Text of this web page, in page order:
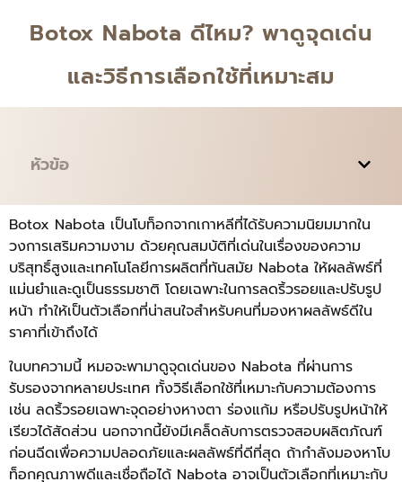
Botox Nabota ดีไหม? พาดูจุดเด่น
และวิธีการเลือกใช้ที่เหมาะสม
หัวข้อ
Botox Nabota เป็นโบท็อกจากเกาหลีที่ได้รับความนิยมมากใน
วงการเสริมความงาม ด้วยคุณสมบัติที่เด่นในเรื่องของความ
บริสุทธิ์สูงและเทคโนโลยีการผลิตที่ทันสมัย Nabota ให้ผลลัพธ์ที่
แม่นยำและดูเป็นธรรมชาติ โดยเฉพาะในการลดริ้วรอยและปรับรูป
หน้า ทำให้เป็นตัวเลือกที่น่าสนใจสำหรับคนที่มองหาผลลัพธ์ดีใน
ราคาที่เข้าถึงได้
ในบทความนี้ หมอจะพามาดูจุดเด่นของ Nabota ที่ผ่านการ
รับรองจากหลายประเทศ ทั้งวิธีเลือกใช้ที่เหมาะกับความต้องการ
เช่น ลดริ้วรอยเฉพาะจุดอย่างหางตา ร่องแก้ม หรือปรับรูปหน้าให้
เรียวได้สัดส่วน นอกจากนี้ยังมีเคล็ดลับการตรวจสอบผลิตภัณฑ์
ก่อนฉีดเพื่อความปลอดภัยและผลลัพธ์ที่ดีที่สุด ถ้ากำลังมองหาโบ
ท็อกคุณภาพดีและเชื่อถือได้ Nabota อาจเป็นตัวเลือกที่เหมาะกับ